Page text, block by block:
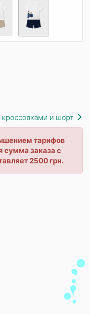
и шорт
тарифов
сумма заказа с
2500 грн.